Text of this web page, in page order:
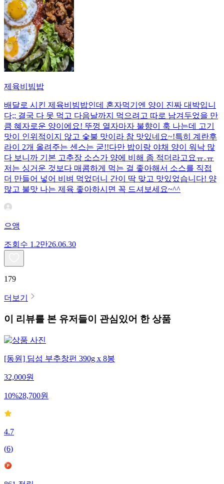
제육비빔밥
배달로 시킨 제육비빔밥인데 혼자먹기엔 양이 진짜 대박입니
다;; 결국 다 못 먹고 다음날까지 먹으려고 따로 남겨두었을 만
큼 혜자로운 양이에요! 뚜껑 열자마자 불향이 훅 나는데 고기
맛이 인위적이지 않고 숯불 맛이라 참 맛있네요~!특히 계란후
라이 2개 올려주는 센스는 굳!! ​다만 밥이랑 야채 양이 워낙 많
다 보니까 기본 고추장 소스가 양에 비해 좀 적더라고요ㅠ.ㅠ
저는 싱거운 것보다 매콤하게 먹는 걸 좋아해서 소스를 직접
더 만들어 넣어 비벼 먹었더니 간이 딱 맞고 맛있었습니다! 양
많고 불맛 나는 제육 좋아하시면 꼭 드셔보세요~^^
으앵
조회수 1.2만26.06.30
179
더보기
이 리뷰를 본 유저들이 관심있어 한 상품
[동원] 딤섬 부추창펀 390g x 8봉
32,000원
10%28,700원
4.7
(6)